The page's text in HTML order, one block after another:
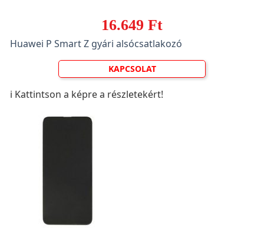
16.649 Ft
Huawei P Smart Z gyári alsócsatlakozó
KAPCSOLAT
ℹ️ Kattintson a képre a részletekért!